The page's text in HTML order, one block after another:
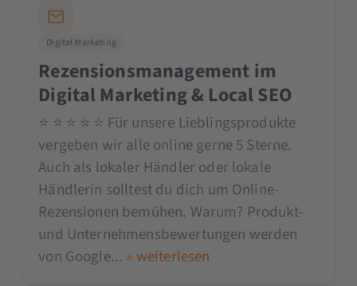
Digital Marketing
Rezensionsmanagement im
Digital Marketing & Local SEO
⭐️ ⭐️ ⭐️ ⭐️ ⭐️ Für unsere Lieblingsprodukte
vergeben wir alle online gerne 5 Sterne.
Auch als lokaler Händler oder lokale
Händlerin solltest du dich um Online-
Rezensionen bemühen. Warum? Produkt-
und Unternehmensbewertungen werden
von Google... » weiterlesen